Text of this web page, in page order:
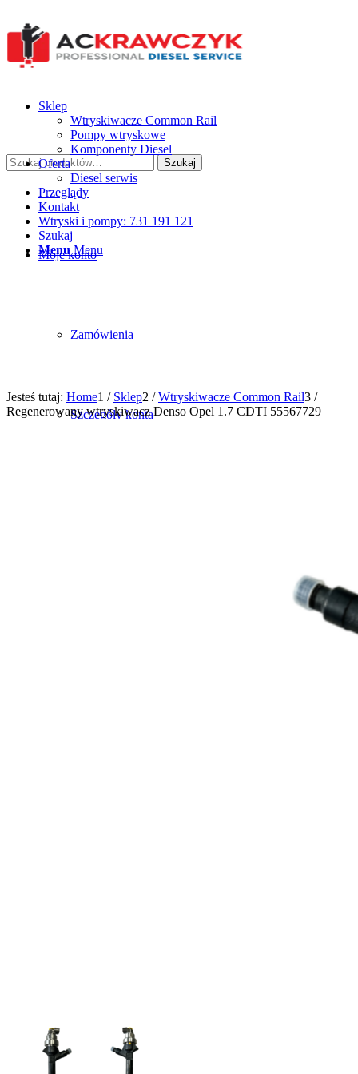
Szukaj: Szukaj
Moje konto
Zamówienia
Szczegóły konta
Sklep
Wtryskiwacze Common Rail
Pompy wtryskowe
Komponenty Diesel
Oferta
Diesel serwis
Przeglądy
Kontakt
Wtryski i pompy: 731 191 121
Szukaj
Menu Menu
Jesteś tutaj: Home1 / Sklep2 / Wtryskiwacze Common Rail3 /
Regenerowany wtryskiwacz Denso Opel 1.7 CDTI 55567729